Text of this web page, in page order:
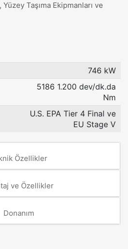
Yüzey Taşıma Ekipmanları ve
746 kW
5186 1.200 dev/dk.da
Nm
U.S. EPA Tier 4 Final ve
EU Stage V
Özellikler
ve Özellikler
Donanım